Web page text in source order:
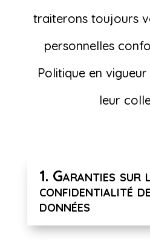
traiterons toujours
personnelles
Politique en
leur
1. Garanties sur
confidentialité
données